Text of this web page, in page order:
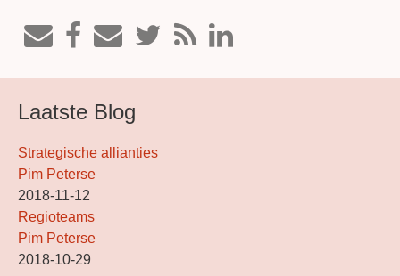
Laatste Blog
Strategische allianties
Pim Peterse
2018-11-12
Regioteams
Pim Peterse
2018-10-29